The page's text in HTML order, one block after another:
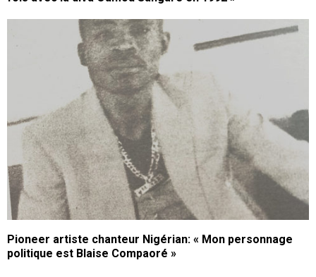
Pioneer artiste chanteur Nigérian: « Mon personnage
politique est Blaise Compaoré »